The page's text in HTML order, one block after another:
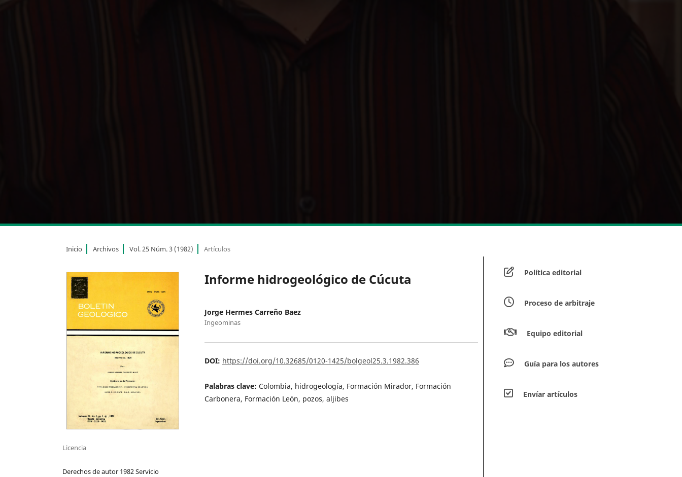
Inicio Archivos Vol. 25 Núm. 3 (1982) Artículos
Informe hidrogeológico de Cúcuta
Jorge Hermes Carreño Baez
Ingeominas
DOI: https://doi.org/10.32685/0120-1425/bolgeol25.3.1982.386
Palabras clave: Colombia, hidrogeología, Formación Mirador, Formación
Carbonera, Formación León, pozos, aljibes
Licencia
Derechos de autor 1982 Servicio
Política editorial
Proceso de arbitraje
Equipo editorial
Guía para los autores
Envíar artículos